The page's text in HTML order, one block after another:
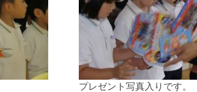
プレゼント写真入りです。